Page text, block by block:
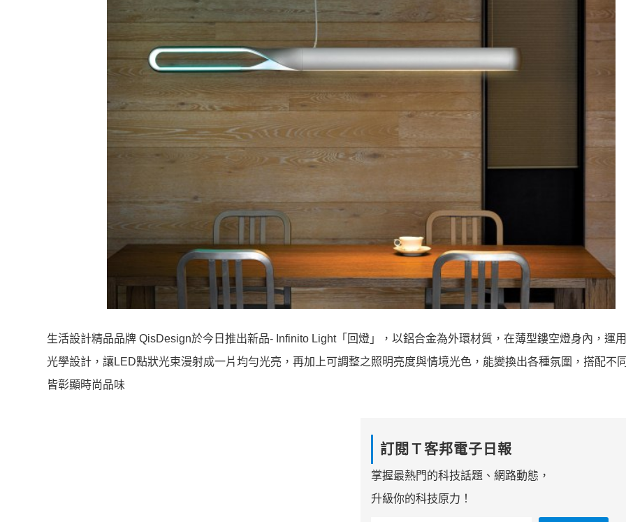
生活設計精品品牌 QisDesign於今日推出新品- Infinito Light「回燈」，以鋁合金為外環材質，在薄型鏤空燈身內，運
光學設計，讓LED點狀光束漫射成一片均勻光亮，再加上可調整之照明亮度與情境光色，能變換出各種氛圍，搭配不
皆彰顯時尚品味
訂閱Ｔ客邦電子日報
掌握最熱門的科技話題、網路動態，
升級你的科技原力！